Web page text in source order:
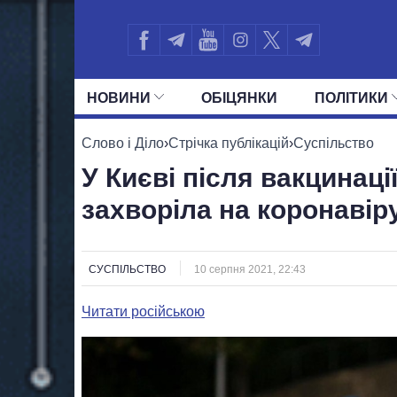
НОВИНИ ОБIЦЯНКИ ПОЛIТИКИ
УСІ ПОЛІТИКИ ПРЕЗИДЕНТ І ОФІС
Слово і Діло›Стрічка публікацій›Суспільство
У Києві після
захворіла на
СУСПІЛЬСТВО 10 серпня 2021, 22:43
Читати російською